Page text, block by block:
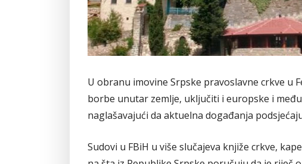
U obranu imovine Srpske pravoslavne crkve u
borbe unutar zemlje, uključiti i europske i
naglašavajući da aktuelna događanja
Sudovi u FBiH u više slučajeva knjiže crkve,